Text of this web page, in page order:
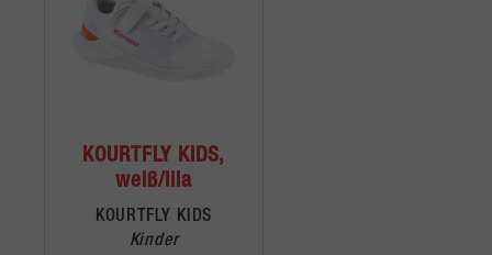
KOURTFLY KIDS,
weiß/lila
KOURTFLY KIDS
Kinder